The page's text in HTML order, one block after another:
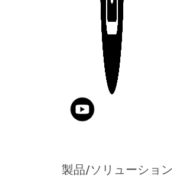
製品/ソリューション